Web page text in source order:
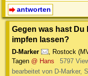
antworten
Gegen was hast
impfen lassen?
D-Marker , Rostock
Tagen @ Hans
5797
bearbeitet von D-Marker,